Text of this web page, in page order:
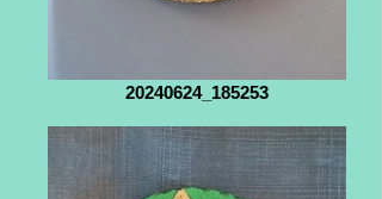
20240624_185253